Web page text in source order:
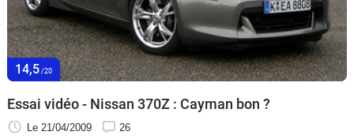
14,5 /20
Essai vidéo - Nissan 370Z : Cayman bon ?
Le 21/04/2009 26